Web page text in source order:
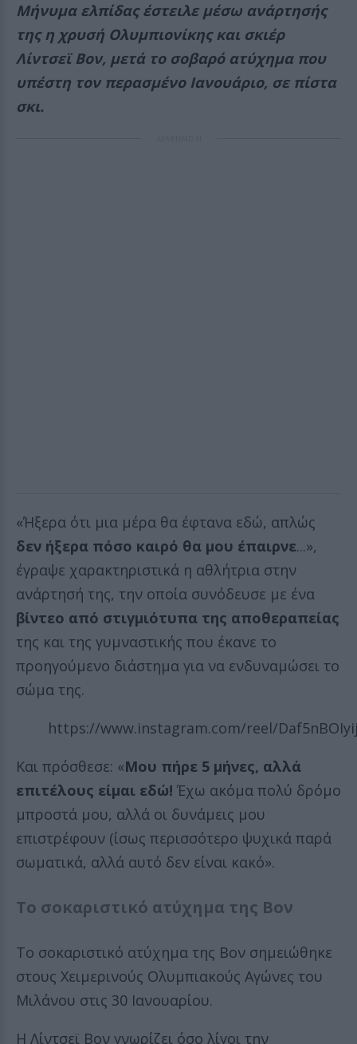
Μήνυμα ελπίδας έστειλε μέσω ανάρτησής
της η χρυσή Ολυμπιονίκης και σκιέρ
Λίντσεϊ Βον, μετά το σοβαρό ατύχημα που
υπέστη τον περασμένο Ιανουάριο, σε πίστα
σκι.
«Ήξερα ότι μια μέρα θα έφτανα εδώ, απλώς
δεν ήξερα πόσο καιρό θα μου έπαιρνε...»,
έγραψε χαρακτηριστικά η αθλήτρια στην
ανάρτησή της, την οποία συνόδευσε με ένα
βίντεο από στιγμιότυπα της αποθεραπείας
της και της γυμναστικής που έκανε το
προηγούμενο διάστημα για να ενδυναμώσει το
σώμα της.
https://www.instagram.com/reel/
Και πρόσθεσε: «Μου πήρε 5 μήνες, αλλά
επιτέλους είμαι εδώ! Έχω ακόμα πολύ δρόμο
μπροστά μου, αλλά οι δυνάμεις μου
επιστρέφουν (ίσως περισσότερο ψυχικά παρά
σωματικά, αλλά αυτό δεν είναι κακό».
Το σοκαριστικό ατύχημα της Βον
Το σοκαριστικό ατύχημα της Βον σημειώθηκε
στους Χειμερινούς Ολυμπιακούς Αγώνες του
Μιλάνου στις 30 Ιανουαρίου.
Η Λίντσεϊ Βον γνωρίζει όσο λίγοι την